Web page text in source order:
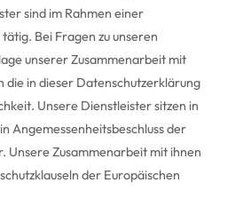
sind im Rahmen einer
Bei Fragen zu unseren
unserer Zusammenarbeit mit
die in dieser Datenschutzerklärung
Unsere Dienstleister sitzen in
Angemessenheitsbeschluss der
Unsere Zusammenarbeit mit ihnen
der Europäischen